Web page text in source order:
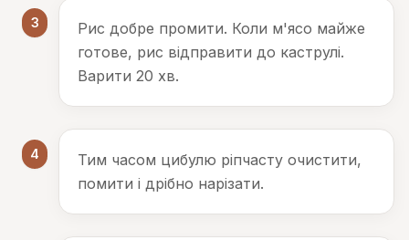
3
Рис добре промити. Коли м'ясо майже
готове, рис відправити до каструлі.
Варити 20 хв.
4
Тим часом цибулю ріпчасту очистити,
помити і дрібно нарізати.